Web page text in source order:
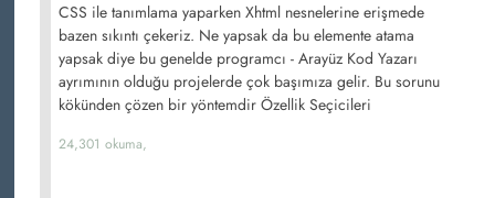
CSS ile tanımlama yaparken Xhtml nesnelerine erişmede
bazen sıkıntı çekeriz. Ne yapsak da bu elemente atama
yapsak diye bu genelde programcı - Arayüz Kod Yazarı
ayrımının olduğu projelerde çok başımıza gelir. Bu sorunu
kökünden çözen bir yöntemdir Özellik Seçicileri
24,301 okuma,